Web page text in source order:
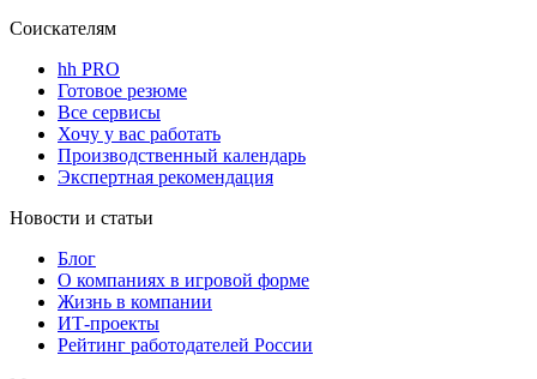
Соискателям
hh PRO
Готовое резюме
Все сервисы
Хочу у вас работать
Производственный календарь
Экспертная рекомендация
Новости и статьи
Блог
О компаниях в игровой форме
Жизнь в компании
ИТ-проекты
Рейтинг работодателей России